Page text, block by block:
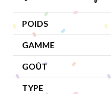
POIDS
GAMME
GOÛT
TYPE